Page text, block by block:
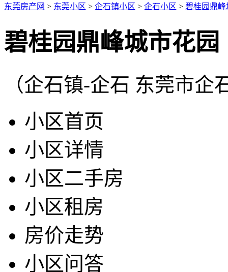
东莞房产网 > 东莞小区 > 企石镇小区 > 企石小区 > 碧桂园鼎峰
碧桂园鼎峰城市花园
（企石镇-企石 东莞市
小区首页
小区详情
小区二手房
小区租房
房价走势
小区问答